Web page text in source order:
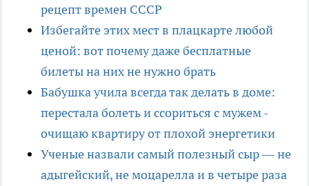
рецепт времен СССР
Избегайте этих мест в плацкарте любой
ценой: вот почему даже бесплатные
билеты на них не нужно брать
Бабушка учила всегда так делать в доме:
перестала болеть и ссориться с мужем -
очищаю квартиру от плохой энергетики
Ученые назвали самый полезный сыр — не
адыгейский, не моцарелла и в четыре раза